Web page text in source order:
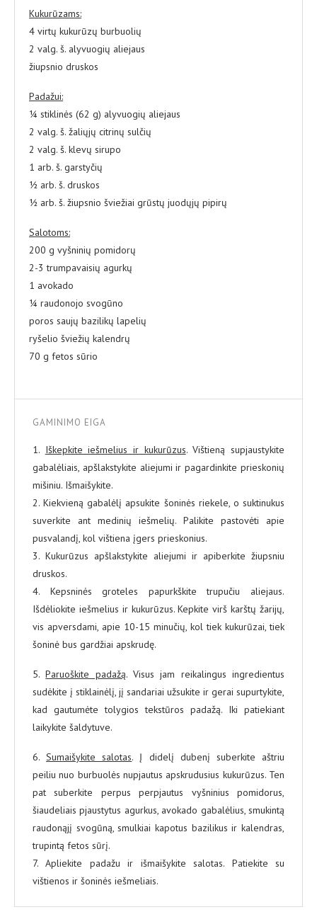
Kukurūzams:
4 virtų kukurūzų burbuolių
2 valg. š. alyvuogių aliejaus
žiupsnio druskos
Padažui:
¼ stiklinės (62 g) alyvuogių aliejaus
2 valg. š. žaliųjų citrinų sulčių
2 valg. š. klevų sirupo
1 arb. š. garstyčių
½ arb. š. druskos
½ arb. š. žiupsnio šviežiai grūstų juodųjų pipirų
Salotoms:
200 g vyšninių pomidorų
2-3 trumpavaisių agurkų
1 avokado
¼ raudonojo svogūno
poros saujų bazilikų lapelių
ryšelio šviežių kalendrų
70 g fetos sūrio
GAMINIMO EIGA
1. Iškepkite iešmelius ir kukurūzus. Vištieną supjaustykite
gabalėliais, apšlakstykite aliejumi ir pagardinkite prieskonių
mišiniu. Išmaišykite.
2. Kiekvieną gabalėlį apsukite šoninės riekele, o suktinukus
suverkite ant medinių iešmelių. Palikite pastovėti apie
pusvalandį, kol vištiena įgers prieskonius.
3. Kukurūzus apšlakstykite aliejumi ir apiberkite žiupsniu
druskos.
4. Kepsninės groteles papurkškite trupučiu aliejaus.
Išdėliokite iešmelius ir kukurūzus. Kepkite virš karštų žarijų,
vis apversdami, apie 10-15 minučių, kol tiek kukurūzai, tiek
šoninė bus gardžiai apskrudę.
5.Paruoškite padažą. Visus jam reikalingus ingredientus
sudėkite į stiklainėlį, jį sandariai užsukite ir gerai supurtykite,
kad gautumėte tolygios tekstūros padažą. Iki patiekiant
laikykite šaldytuve.
6.Sumaišykite salotas. Į didelį dubenį suberkite aštriu
peiliu nuo burbuolės nupjautus apskrudusius kukurūzus. Ten
pat suberkite perpus perpjautus vyšninius pomidorus,
šiaudeliais pjaustytus agurkus, avokado gabalėlius, smukintą
raudonąjį svogūną, smulkiai kapotus bazilikus ir kalendras,
trupintą fetos sūrį.
7. Apliekite padažu ir išmaišykite salotas. Patiekite su
vištienos ir šoninės iešmeliais.